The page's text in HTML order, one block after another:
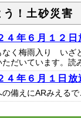
う！土砂災害
４年６月１２
なく梅雨入り い
だいています。読
４年６月１日
備えにARみえるで